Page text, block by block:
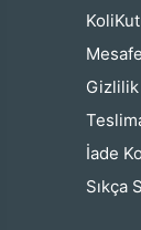
İade
Sıkça